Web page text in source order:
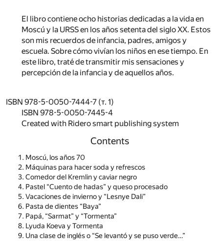
El libro contiene ocho historias dedicadas a la vida en
Moscú y la URSS en los años setenta del siglo XX. Estos
son mis recuerdos de infancia, padres, amigos y
escuela. Sobre cómo vivían los niños en ese tiempo. En
este libro, traté de transmitir mis sensaciones y
percepción de la infancia y de aquellos años.
ISBN 978-5-0050-7444-7 (т. 1)
ISBN 978-5-0050-7445-4
Created with Ridero smart publishing system
Contents
Moscú, los años 70
Máquinas para hacer soda y refrescos
Comedor del Kremlin y caviar negro
Pastel “Cuento de hadas” y queso procesado
Vacaciones de invierno y “Lesnye Dali”
Pasta de dientes “Baya”
Papá, “Sarmat” y “Tormenta”
Lyuda Koeva y Tormenta
Una clase de inglés o “Se levantó y se puso verde…”